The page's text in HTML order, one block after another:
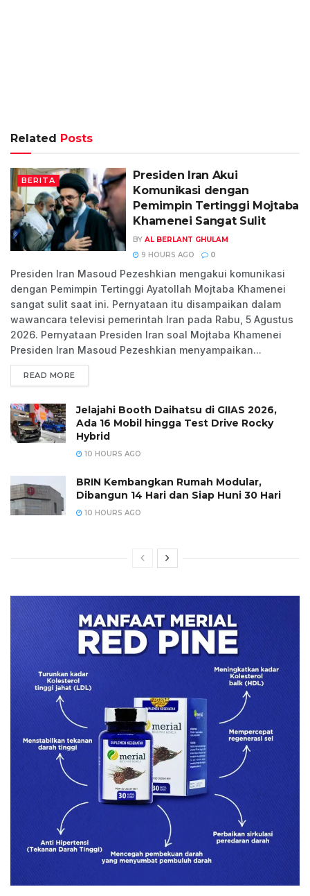
Related Posts
BERITA
Presiden Iran Akui
Komunikasi dengan
Pemimpin Tertinggi Mojtaba
Khamenei Sangat Sulit
BY AL BERLANT GHULAM
9 HOURS AGO
0
Presiden Iran Masoud Pezeshkian mengakui komunikasi
dengan Pemimpin Tertinggi Ayatollah Mojtaba Khamenei
sangat sulit saat ini. Pernyataan itu disampaikan dalam
wawancara televisi pemerintah Iran pada Rabu, 5 Agustus
2026. Pernyataan Presiden Iran soal Mojtaba Khamenei
Presiden Iran Masoud Pezeshkian menyampaikan...
READ MORE
Jelajahi Booth Daihatsu di GIIAS 2026,
Ada 16 Mobil hingga Test Drive Rocky
Hybrid
10 HOURS AGO
BRIN Kembangkan Rumah Modular,
Dibangun 14 Hari dan Siap Huni 30 Hari
10 HOURS AGO